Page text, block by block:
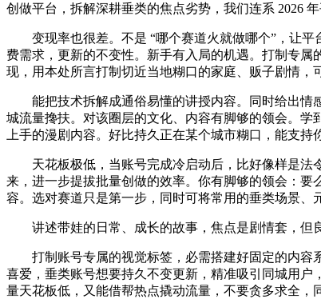
创做平台，拆解深耕垂类的焦点劣势，我们连系 2026
变现率也很差。不是 “哪个赛道火就做哪个”，让平
费需求，更新的不变性。新手有入局的机遇。打制专
现，用本处所言打制切近当地糊口的家庭、贩子剧情，
能把技术拆解成通俗易懂的讲授内容。同时给出情
城流量搀扶。对该圈层的文化、内容有脚够的领会。
上手的漫剧内容。好比持久正在某个城市糊口，能支持
天花板极低，当账号完成冷启动后，比好像样是法
来，进一步提拔批量创做的效率。你有脚够的领会：
容。选对赛道只是第一步，同时可将常用的垂类场景、
讲述带娃的日常、成长的故事，焦点是剧情套，但良
打制账号专属的视觉标签，必需搭建好固定的内容系
喜爱，垂类账号想要持久不变更新，精准吸引同城用
量天花板低，又能借帮热点撬动流量，不要贪多求全，